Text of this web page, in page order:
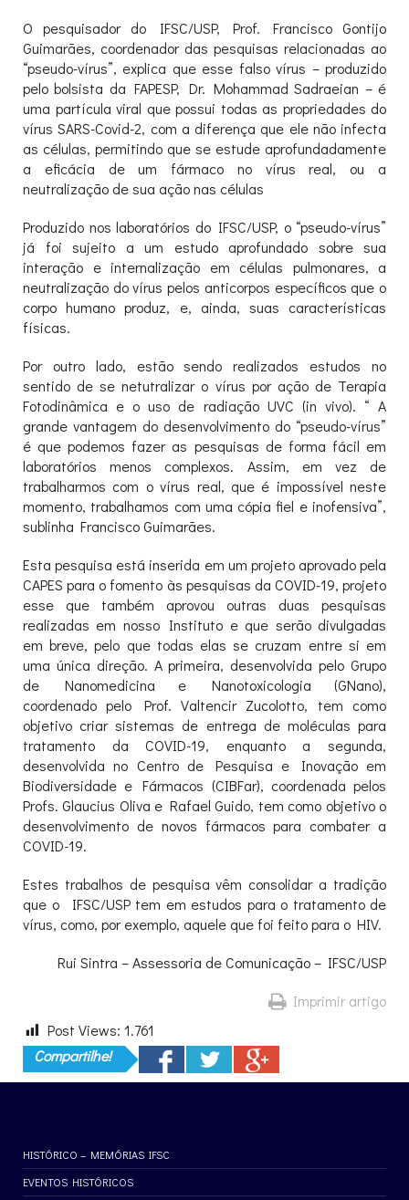
O pesquisador do IFSC/USP, Prof. Francisco Gontijo
Guimarães, coordenador das pesquisas relacionadas ao
“pseudo-vírus”, explica que esse falso vírus – produzido
pelo bolsista da FAPESP, Dr. Mohammad Sadraeian – é
uma partícula viral que possui todas as propriedades do
vírus SARS-Covid-2, com a diferença que ele não infecta
as células, permitindo que se estude aprofundadamente
a eficácia de um fármaco no vírus real, ou a
neutralização de sua ação nas células
Produzido nos laboratórios do IFSC/USP, o “pseudo-vírus”
já foi sujeito a um estudo aprofundado sobre sua
interação e internalização em células pulmonares, a
neutralização do vírus pelos anticorpos específicos que o
corpo humano produz, e, ainda, suas características
físicas.
Por outro lado, estão sendo realizados estudos no
sentido de se netutralizar o vírus por ação de Terapia
Fotodinâmica e o uso de radiação UVC (in vivo). “ A
grande vantagem do desenvolvimento do “pseudo-vírus”
é que podemos fazer as pesquisas de forma fácil em
laboratórios menos complexos. Assim, em vez de
trabalharmos com o vírus real, que é impossível neste
momento, trabalhamos com uma cópia fiel e inofensiva”,
sublinha Francisco Guimarães.
Esta pesquisa está inserida em um projeto aprovado pela
CAPES para o fomento às pesquisas da COVID-19, projeto
esse que também aprovou outras duas pesquisas
realizadas em nosso Instituto e que serão divulgadas
em breve, pelo que todas elas se cruzam entre si em
uma única direção. A primeira, desenvolvida pelo Grupo
de Nanomedicina e Nanotoxicologia (GNano),
coordenado pelo Prof. Valtencir Zucolotto, tem como
objetivo criar sistemas de entrega de moléculas para
tratamento da COVID-19, enquanto a segunda,
desenvolvida no Centro de Pesquisa e Inovação em
Biodiversidade e Fármacos (CIBFar), coordenada pelos
Profs. Glaucius Oliva e Rafael Guido, tem como objetivo o
desenvolvimento de novos fármacos para combater a
COVID-19.
Estes trabalhos de pesquisa vêm consolidar a tradição
que o IFSC/USP tem em estudos para o tratamento de
vírus, como, por exemplo, aquele que foi feito para o HIV.
Rui Sintra – Assessoria de Comunicação – IFSC/USP
Imprimir artigo
Post Views: 1.761
Compartilhe!
HISTÓRICO – MEMÓRIAS IFSC
EVENTOS HISTÓRICOS